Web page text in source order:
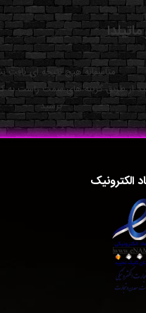
متاسفانه هیچ نتیجه ای یافت
از طریق گزینه های سمت راست به
برسید
الکترونیک